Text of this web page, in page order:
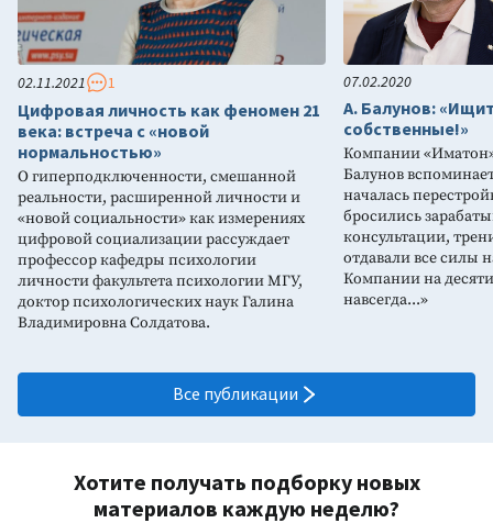
02.11.2021 1
Цифровая личность как феномен 21
века: встреча с «новой
нормальностью»
О гиперподключенности, смешанной
реальности, расширенной личности и
«новой социальности» как измерениях
цифровой социализации рассуждает
профессор кафедры психологии
личности факультета психологии МГУ,
доктор психологических наук Галина
Владимировна Солдатова.
07.02.2020
А. Балунов:
собственные!»
Компании
Балунов
началась
бросились
консультации,
отдавали все силы
Компании на
навсегда...»
Все публикации
Хотите получать подборку новых
материалов каждую неделю?